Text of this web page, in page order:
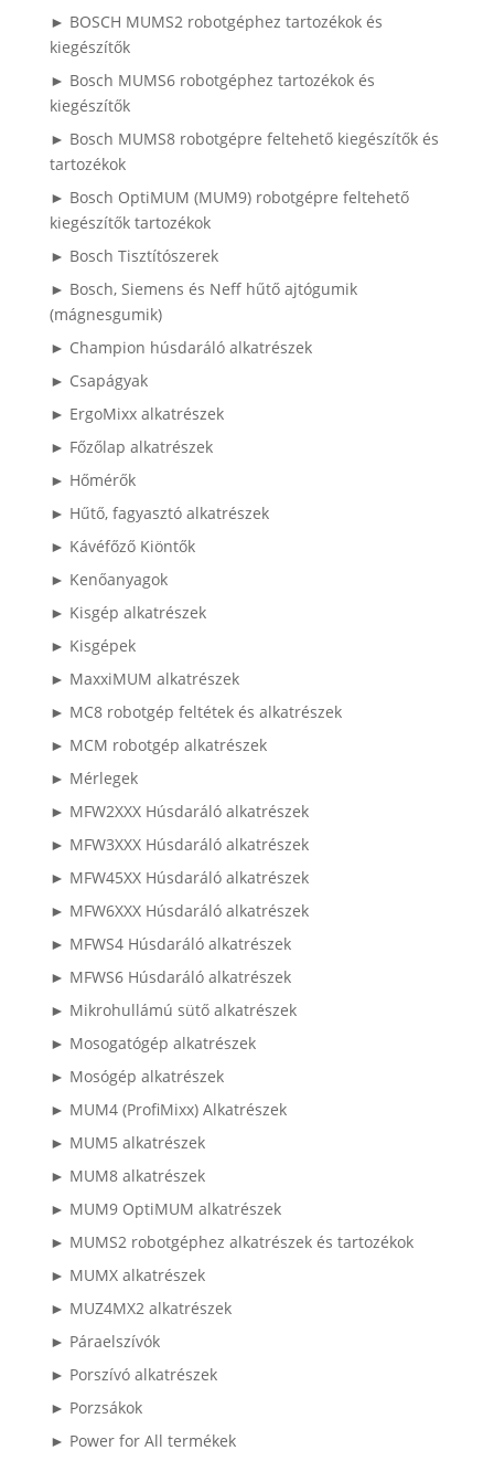
► BOSCH MUMS2 robotgéphez tartozékok és
kiegészítők
► Bosch MUMS6 robotgéphez tartozékok és
kiegészítők
► Bosch MUMS8 robotgépre feltehető kiegészítők és
tartozékok
► Bosch OptiMUM (MUM9) robotgépre feltehető
kiegészítők tartozékok
► Bosch Tisztítószerek
► Bosch, Siemens és Neff hűtő ajtógumik
(mágnesgumik)
► Champion húsdaráló alkatrészek
► Csapágyak
► ErgoMixx alkatrészek
► Főzőlap alkatrészek
► Hőmérők
► Hűtő, fagyasztó alkatrészek
► Kávéfőző Kiöntők
► Kenőanyagok
► Kisgép alkatrészek
► Kisgépek
► MaxxiMUM alkatrészek
► MC8 robotgép feltétek és alkatrészek
► MCM robotgép alkatrészek
► Mérlegek
► MFW2XXX Húsdaráló alkatrészek
► MFW3XXX Húsdaráló alkatrészek
► MFW45XX Húsdaráló alkatrészek
► MFW6XXX Húsdaráló alkatrészek
► MFWS4 Húsdaráló alkatrészek
► MFWS6 Húsdaráló alkatrészek
► Mikrohullámú sütő alkatrészek
► Mosogatógép alkatrészek
► Mosógép alkatrészek
► MUM4 (ProfiMixx) Alkatrészek
► MUM5 alkatrészek
► MUM8 alkatrészek
► MUM9 OptiMUM alkatrészek
► MUMS2 robotgéphez alkatrészek és tartozékok
► MUMX alkatrészek
► MUZ4MX2 alkatrészek
► Páraelszívók
► Porszívó alkatrészek
► Porzsákok
► Power for All termékek